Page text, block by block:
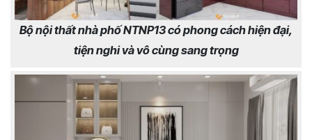
Bộ nội thất nhà phố NTNP13 có phong cách hiện đại,
tiện nghi và vô cùng sang trọng